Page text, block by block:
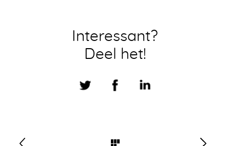
Interessant?
Deel het!